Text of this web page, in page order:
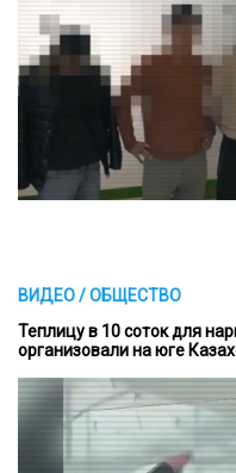
ВИДЕО / ОБЩЕСТВО
Теплицу в 10 соток для
организовали на юге